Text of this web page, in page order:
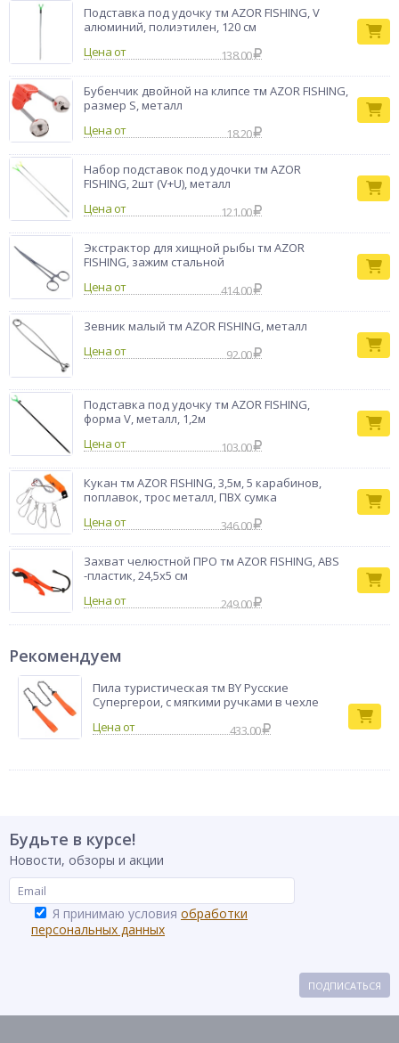
Бренд KAIDA
Подставка под удочку тм AZOR FISHING, V
алюминий, полиэтилен, 120 см
Цена от
138.00
Бубенчик двойной на клипсе тм AZOR FISHING,
размер S, металл
Цена от
18.20
Набор подставок под удочки тм AZOR
FISHING, 2шт (V+U), металл
Цена от
121.00
Экстрактор для хищной рыбы тм AZOR
FISHING, зажим стальной
Цена от
414.00
Зевник малый тм AZOR FISHING, металл
Цена от
92.00
Подставка под удочку тм AZOR FISHING,
форма V, металл, 1,2м
Цена от
103.00
Кукан тм AZOR FISHING, 3,5м, 5 карабинов,
поплавок, трос металл, ПВХ сумка
Цена от
346.00
Захват челюстной ПРО тм AZOR FISHING, ABS
-пластик, 24,5х5 см
Цена от
249.00
Рекомендуем
Пила туристическая тм BY Русские
Супергерои, с мягкими ручками в чехле
433.00
Будьте в курсе!
Новости, обзоры и акции
Я принимаю условия обработки
персональных данных
ПОДПИСАТЬСЯ